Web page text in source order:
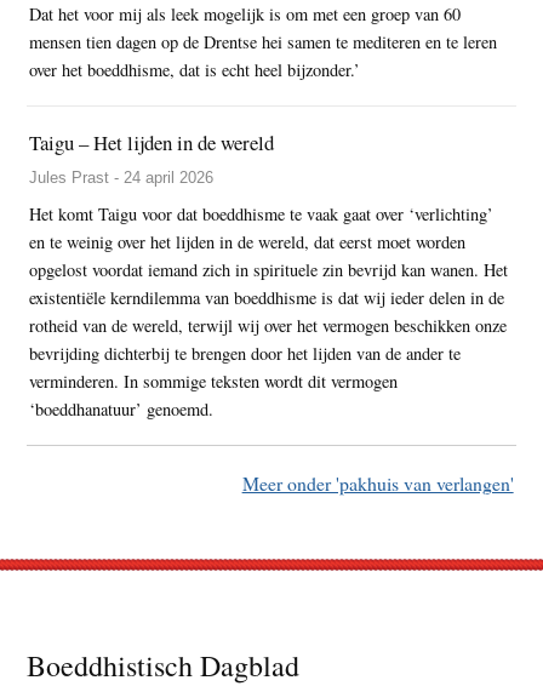
Dat het voor mij als leek mogelijk is om met een groep van 60
mensen tien dagen op de Drentse hei samen te mediteren en te leren
over het boeddhisme, dat is echt heel bijzonder.’
Taigu – Het lijden in de wereld
Jules Prast - 24 april 2026
Het komt Taigu voor dat boeddhisme te vaak gaat over ‘verlichting’
en te weinig over het lijden in de wereld, dat eerst moet worden
opgelost voordat iemand zich in spirituele zin bevrijd kan wanen. Het
existentiële kerndilemma van boeddhisme is dat wij ieder delen in de
rotheid van de wereld, terwijl wij over het vermogen beschikken onze
bevrijding dichterbij te brengen door het lijden van de ander te
verminderen. In sommige teksten wordt dit vermogen
‘boeddhanatuur’ genoemd.
Meer onder 'pakhuis van verlangen'
Footer
Boeddhistisch Dagblad